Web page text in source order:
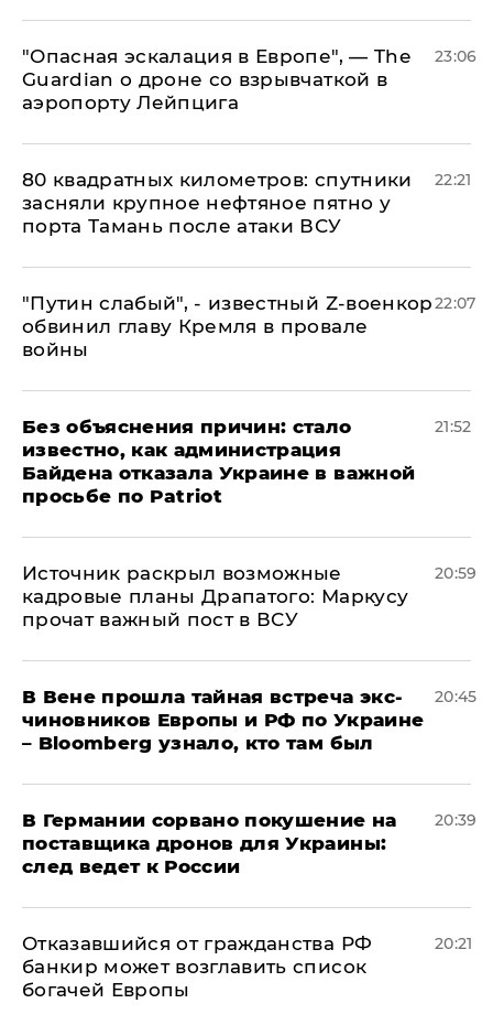
"Опасная эскалация в Европе", — The
Guardian о дроне со взрывчаткой в
аэропорту Лейпцига
23:06
80 квадратных километров: спутники
засняли крупное нефтяное пятно у
порта Тамань после атаки ВСУ
22:21
​"Путин слабый", - известный Z-военкор
обвинил главу Кремля в провале
войны
22:07
Без объяснения причин: стало
известно, как администрация
Байдена отказала Украине в важной
просьбе по Patriot
21:52
​Источник раскрыл возможные
кадровые планы Драпатого: Маркусу
прочат важный пост в ВСУ
20:59
В Вене прошла тайная встреча экс-
чиновников Европы и РФ по Украине
– Bloomberg узнало, кто там был
20:45
​В Германии сорвано покушение на
поставщика дронов для Украины:
след ведет к России
20:39
Отказавшийся от гражданства РФ
банкир может возглавить список
богачей Европы
20:21